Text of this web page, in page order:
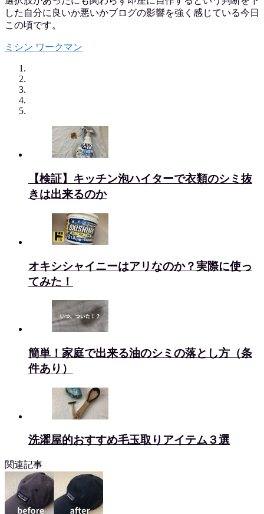
した自分に良いか悪いかブログの影響を強く感じている今日
この頃です。
ミシン ワークマン
【検証】キッチン泡ハイターで衣類のシミ抜
きは出来るのか
オキシシャイニーはアリなのか？実際に使っ
てみた！
簡単！家庭で出来る油のシミの落とし方（条
件あり）
洗濯屋的おすすめ毛玉取りアイテム３選
関連記事